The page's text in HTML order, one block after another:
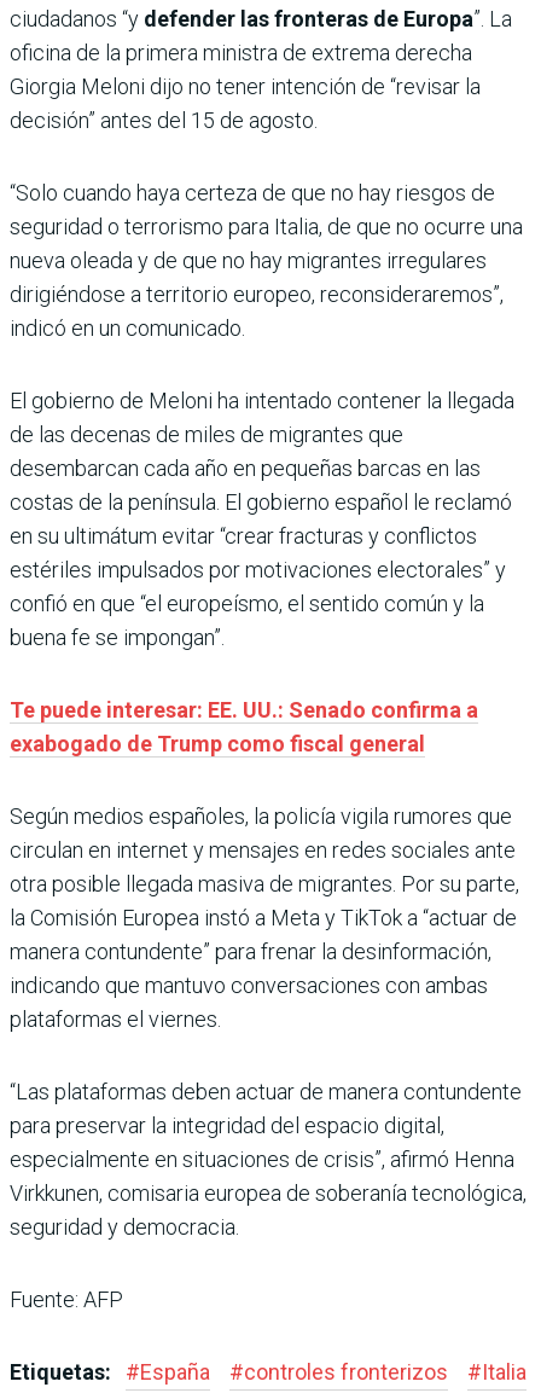
ciudadanos “y defender las fronteras de Europa”. La
oficina de la primera ministra de extrema derecha
Giorgia Meloni dijo no tener intención de “revisar la
decisión” antes del 15 de agosto.
“Solo cuando haya certeza de que no hay riesgos de
seguridad o terrorismo para Italia, de que no ocurre una
nueva oleada y de que no hay migrantes irregulares
dirigiéndose a territorio europeo, reconsideraremos”,
indicó en un comunicado.
El gobierno de Meloni ha intentado contener la llegada
de las decenas de miles de migrantes que
desembarcan cada año en pequeñas barcas en las
costas de la península. El gobierno español le reclamó
en su ultimátum evitar “crear fracturas y conflictos
estériles impulsados por motivaciones electorales” y
confió en que “el europeísmo, el sentido común y la
buena fe se impongan”.
Te puede interesar: EE. UU.: Senado confirma a
exabogado de Trump como fiscal general
Según medios españoles, la policía vigila rumores que
circulan en internet y mensajes en redes sociales ante
otra posible llegada masiva de migrantes. Por su parte,
la Comisión Europea instó a Meta y TikTok a “actuar de
manera contundente” para frenar la desinformación,
indicando que mantuvo conversaciones con ambas
plataformas el viernes.
“Las plataformas deben actuar de manera contundente
para preservar la integridad del espacio digital,
especialmente en situaciones de crisis”, afirmó Henna
Virkkunen, comisaria europea de soberanía tecnológica,
seguridad y democracia.
Fuente: AFP
Etiquetas: #España #controles fronterizos #Italia